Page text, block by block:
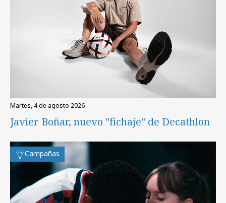
martes, 4 de agosto 2026
Javier Boñar, nuevo "fichaje" de Decathlon
Campañas